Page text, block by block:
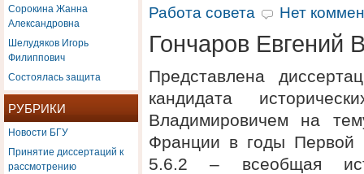
Сорокина Жанна
Александровна
Шелудяков Игорь
Филиппович
Состоялась защита
РУБРИКИ
Новости БГУ
Принятие диссертаций к
рассмотрению
Работа совета
Нет
Гончаров Евгений
Представлена
кандидата
Владимировичем на
Франции в годы Первой
5.6.2 – всеобщая